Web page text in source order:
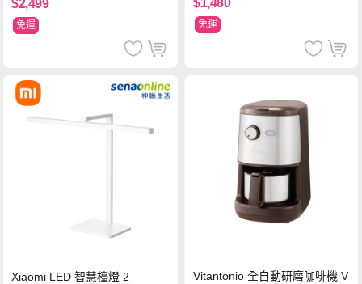
$2,499
免運 免運
Xiaomi LED 智慧檯燈 2
Vitantonio 全自動研磨咖啡機 V